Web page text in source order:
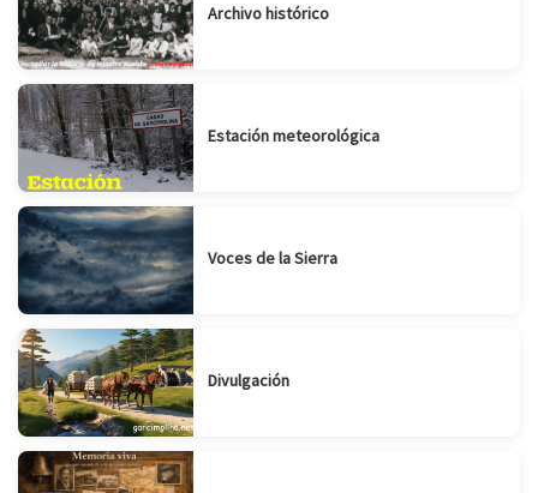
Archivo histórico
Estación meteorológica
Voces de la Sierra
Divulgación